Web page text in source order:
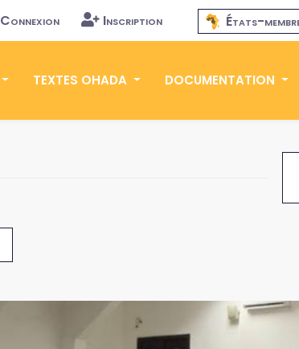
Connexion Inscription États-
TEXTES OHADA DOCUMENTATION